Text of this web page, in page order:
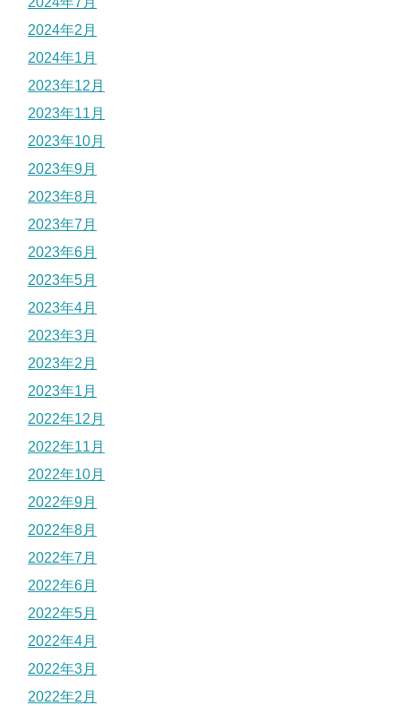
2024年2月
2024年1月
2023年12月
2023年11月
2023年10月
2023年9月
2023年8月
2023年7月
2023年6月
2023年5月
2023年4月
2023年3月
2023年2月
2023年1月
2022年12月
2022年11月
2022年10月
2022年9月
2022年8月
2022年7月
2022年6月
2022年5月
2022年4月
2022年3月
2022年2月